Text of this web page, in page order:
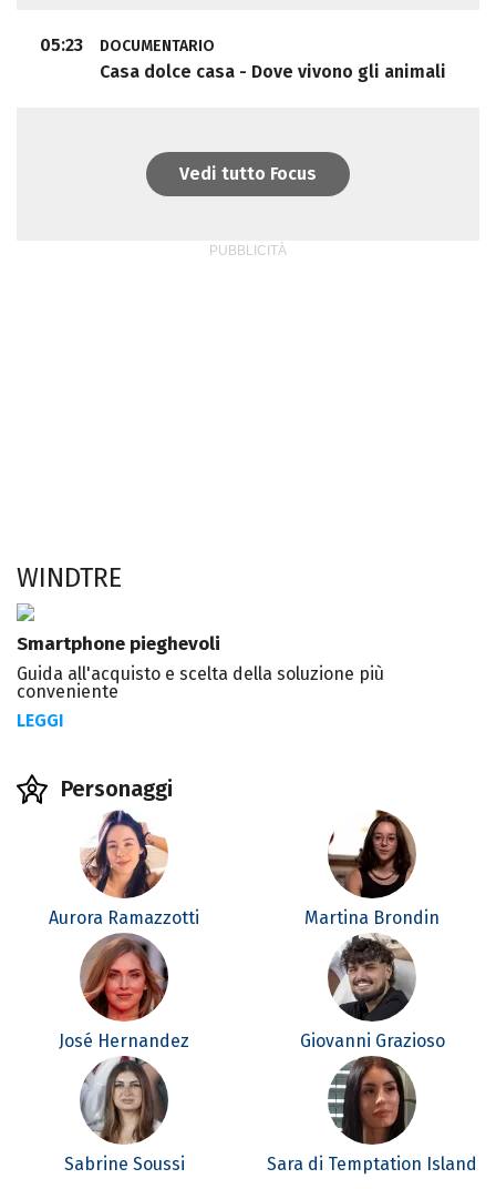
05:23 DOCUMENTARIO
Casa dolce casa - Dove vivono gli animali
Vedi tutto Focus
WINDTRE
Smartphone pieghevoli
Guida all'acquisto e scelta della soluzione più
conveniente
LEGGI
Personaggi
Aurora Ramazzotti Martina Brondin
José Hernandez Giovanni Grazioso
Sabrine Soussi Sara di Temptation Island